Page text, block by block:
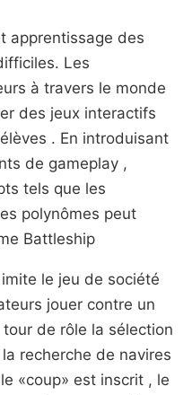
apprentissage des
Les
à travers le monde
des jeux interactifs
. En introduisant
de gameplay ,
tels que les
polynômes peut
Battleship
le jeu de société
jouer contre un
de rôle la sélection
recherche de navires
«coup» est inscrit , le